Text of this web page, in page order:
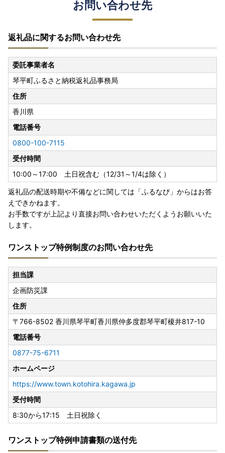
お問い合わせ先
返礼品に関するお問い合わせ先
委託事業者名
琴平町ふるさと納税返礼品事務局
住所
香川県
電話番号
0800-100-7115
受付時間
10:00～17:00 土日祝含む（12/31～1/4は除く）
返礼品の配送時期や不備などに関しては「ふるなび」からはお答
えできかねます。
お手数ですが上記より直接お問い合わせいただくようお願いいた
します。
ワンストップ特例制度のお問い合わせ先
担当課
企画防災課
住所
〒766-8502 香川県琴平町香川県仲多度郡琴平町榎井817-10
電話番号
0877-75-6711
ホームページ
https://www.town.kotohira.kagawa.jp
受付時間
8:30から17:15 土日祝除く
ワンストップ特例申請書類の送付先